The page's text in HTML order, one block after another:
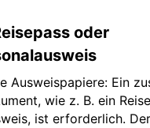
oder
Ausweispapiere: Ein
wie z. B. ein
ist erforderlich.